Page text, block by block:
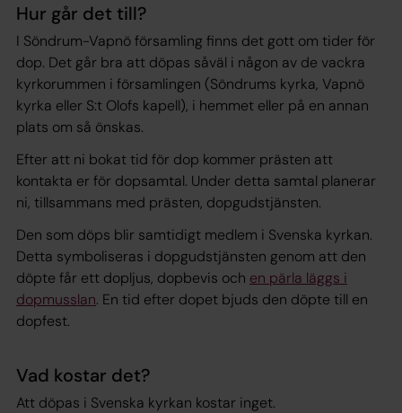
Hur går det till?
I Söndrum-Vapnö församling finns det gott om tider för
dop. Det går bra att döpas såväl i någon av de vackra
kyrkorummen i församlingen (Söndrums kyrka, Vapnö
kyrka eller S:t Olofs kapell), i hemmet eller på en annan
plats om så önskas.
Efter att ni bokat tid för dop kommer prästen att
kontakta er för dopsamtal. Under detta samtal planerar
ni, tillsammans med prästen, dopgudstjänsten.
Den som döps blir samtidigt medlem i Svenska kyrkan.
Detta symboliseras i dopgudstjänsten genom att den
döpte får ett dopljus, dopbevis och en pärla läggs i
dopmusslan. En tid efter dopet bjuds den döpte till en
dopfest.
Vad kostar det?
Att döpas i Svenska kyrkan kostar inget.